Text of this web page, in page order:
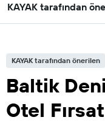
KAYAK tarafından
KAYAK tarafından önerilen
Baltik
Otel